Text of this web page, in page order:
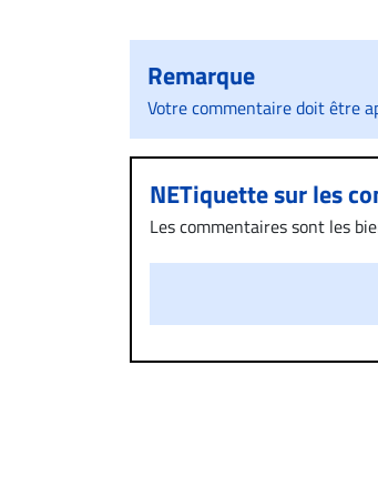
Remarque
Votre commentaire doit être
NETiquette sur les
Les commentaires sont les
Si votre demande apparait
l’espace dédié aux